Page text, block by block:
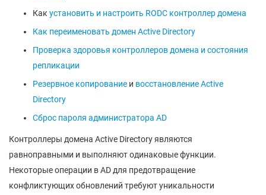
Как установить и настроить RODC контроллер домена
Как переименовать домен Active Directory
Проверка здоровья контроллеров домена и состояния
репликации
Резервное копирование и восстановление Active
Directory
Сброс пароля администратора AD
Контроллеры домена Active Directory являются
равноправными и выполняют одинаковые функции.
Некоторые операции в AD для предотвращение
конфликтующих обновлений требуют уникальности